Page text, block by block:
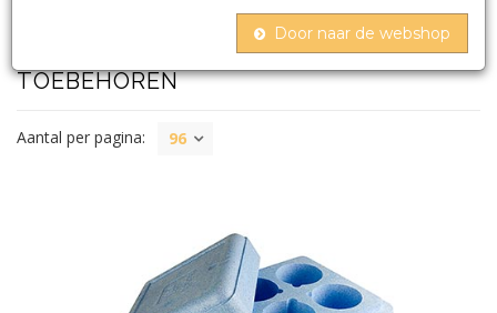
TOEBEHOREN
Aantal per pagina: 96
Door naar de webshop